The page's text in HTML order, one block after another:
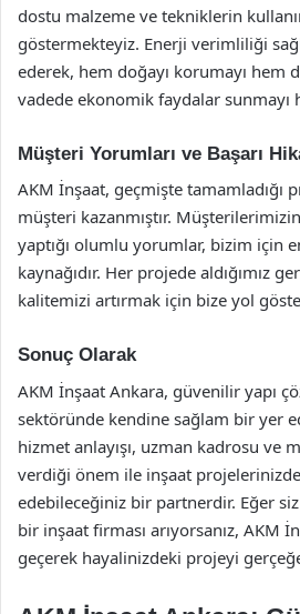
dostu malzeme ve tekniklerin
göstermekteyiz. Enerji verimliliği
ederek, hem doğayı korumayı hem
vadede ekonomik faydalar sunmayı
Müşteri Yorumları ve Başarı
AKM İnşaat, geçmişte tamamladığı
müşteri kazanmıştır.
yaptığı olumlu yorumlar, bizim için
kaynağıdır. Her projede aldığımız
kalitemizi artırmak için bize yol
Sonuç Olarak
AKM İnşaat Ankara, güvenilir yapı
sektöründe kendine sağlam bir yer
hizmet anlayışı, uzman kadrosu ve
verdiği önem ile inşaat
edebileceğiniz bir partnerdir. Eğer
bir inşaat firması arıyorsanız, AKM
geçerek hayalinizdeki projeyi